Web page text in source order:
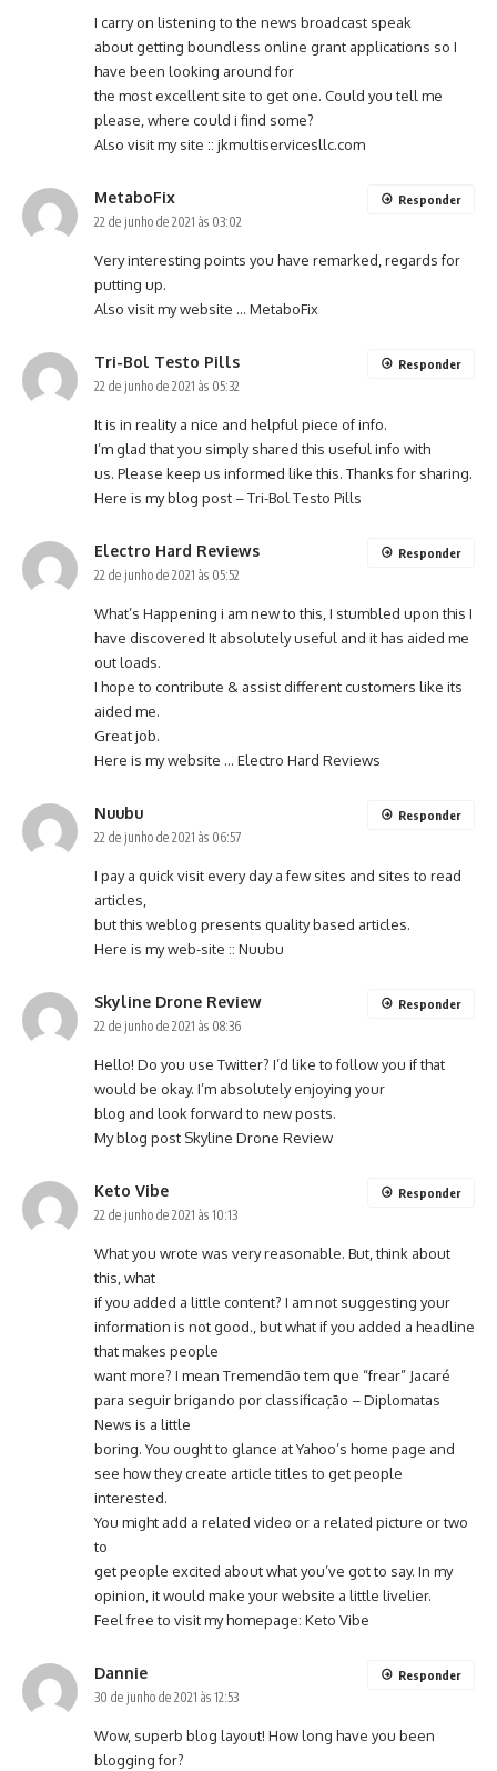
I carry on listening to the news broadcast speak
about getting boundless online grant applications so I
have been looking around for
the most excellent site to get one. Could you tell me
please, where could i find some?
Also visit my site :: jkmultiservicesllc.com
MetaboFix
22 de junho de 2021 às 03:02
Very interesting points you have remarked, regards for
putting up.
Also visit my website … MetaboFix
Responder
Tri-Bol Testo Pills
22 de junho de 2021 às 05:32
It is in reality a nice and helpful piece of info.
I’m glad that you simply shared this useful info with
us. Please keep us informed like this. Thanks for sharing.
Here is my blog post –Tri-Bol Testo Pills
Responder
Electro Hard Reviews
22 de junho de 2021 às 05:52
What’s Happening i am new to this, I stumbled upon this I
have discovered It absolutely useful and it has aided me
out loads.
I hope to contribute & assist different customers like its
aided me.
Great job.
Here is my website … Electro Hard Reviews
Responder
Nuubu
22 de junho de 2021 às 06:57
I pay a quick visit every day a few sites and sites to read
articles,
but this weblog presents quality based articles.
Here is my web-site :: Nuubu
Responder
Skyline Drone Review
22 de junho de 2021 às 08:36
Hello! Do you use Twitter? I’d like to follow you if that
would be okay. I’m absolutely enjoying your
blog and look forward to new posts.
My blog post Skyline Drone Review
Responder
Keto Vibe
22 de junho de 2021 às 10:13
What you wrote was very reasonable. But, think about
this, what
if you added a little content? I am not suggesting your
information is not good., but what if you added a headline
that makes people
want more? I mean Tremendão tem que “frear” Jacaré
para seguir brigando por classificação – Diplomatas
News is a little
boring. You ought to glance at Yahoo’s home page and
see how they create article titles to get people
interested.
You might add a related video or a related picture or two
to
get people excited about what you’ve got to say. In my
opinion, it would make your website a little livelier.
Feel free to visit my homepage: Keto Vibe
Responder
Dannie
30 de junho de 2021 às 12:53
Wow, superb blog layout! How long have you been
blogging for?
Responder